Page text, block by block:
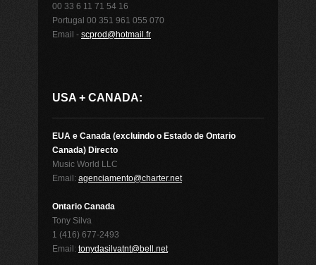
00 33 6 11 71 54 16
Portugal 00 351 961 055 070
Email - scprod@hotmail.fr
USA + CANADA:
EUA e Canada (excluindo o Estado de Ontario
Canada) Directo
Music World LLC
Email: agenciamento@charter.net
Ontario Canada
Tony Silva
1 (416) 677-2493
Email: tonydasilvatnt@bell.net